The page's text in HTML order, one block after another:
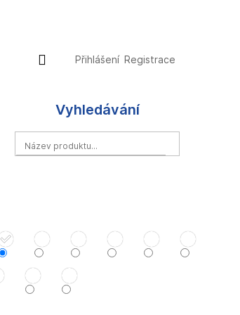
Přihlášení
Přihlášení Registrace
Vyhledávání